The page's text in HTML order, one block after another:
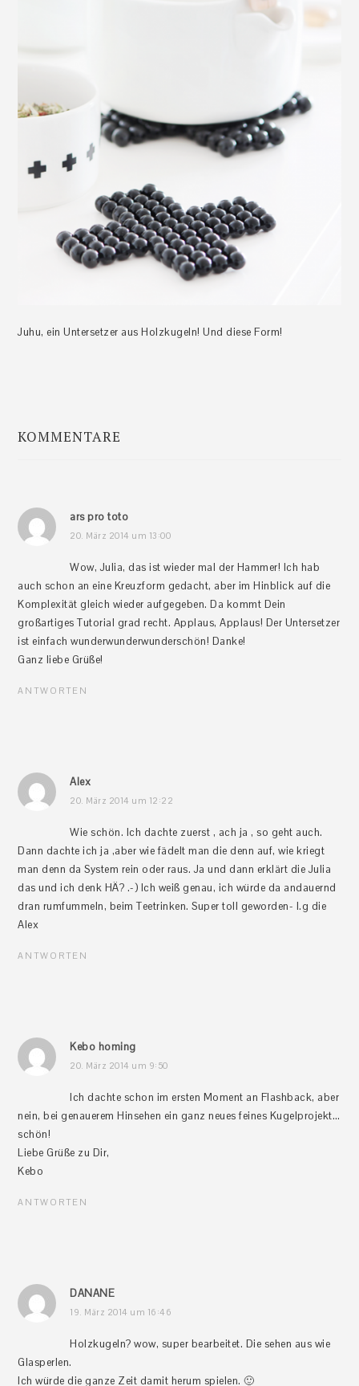
Juhu, ein Untersetzer aus Holzkugeln! Und diese Form!
KOMMENTARE
ars pro toto
20. März 2014 um 13:00
Wow, Julia, das ist wieder mal der Hammer! Ich hab
auch schon an eine Kreuzform gedacht, aber im Hinblick auf die
Komplexität gleich wieder aufgegeben. Da kommt Dein
großartiges Tutorial grad recht. Applaus, Applaus! Der Untersetzer
ist einfach wunderwunderwunderschön! Danke!
Ganz liebe Grüße!
ANTWORTEN
Alex
20. März 2014 um 12:22
Wie schön. Ich dachte zuerst , ach ja , so geht auch.
Dann dachte ich ja ,aber wie fädelt man die denn auf, wie kriegt
man denn da System rein oder raus. Ja und dann erklärt die Julia
das und ich denk HÄ? .-) Ich weiß genau, ich würde da andauernd
dran rumfummeln, beim Teetrinken. Super toll geworden- l.g die
Alex
ANTWORTEN
Kebo homing
20. März 2014 um 9:50
Ich dachte schon im ersten Moment an Flashback, aber
nein, bei genauerem Hinsehen ein ganz neues feines Kugelprojekt…
schön!
Liebe Grüße zu Dir,
Kebo
ANTWORTEN
DANANE
19. März 2014 um 16:46
Holzkugeln? wow, super bearbeitet. Die sehen aus wie
Glasperlen.
Ich würde die ganze Zeit damit herum spielen. 🙂